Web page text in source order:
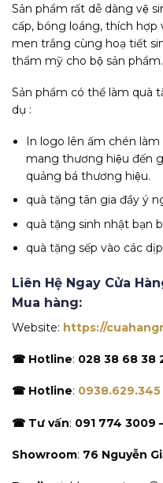
Sản phẩm rất dễ dàng vệ
cấp, bóng loáng, thích hợp
men trắng cùng hoạ tiết
thẩm mỹ cho bộ sản phẩm.
Sản phẩm có thể làm quà
dụ :
In logo lên ấm chén
mang thương hiệu đến
quảng bá thương hiệu.
quà tặng tân gia đầy ý
quà tặng sinh nhật bạn
quà tặng sếp vào các
Liên Hệ Ngay Cửa
Mua hàng:
Website: https://
☎ Hotline: 028 38 68 38
☎ Hotline: 0938.629.345
☎ Tư vấn: 091 774 3009
Showroom: 76 Nguyễn